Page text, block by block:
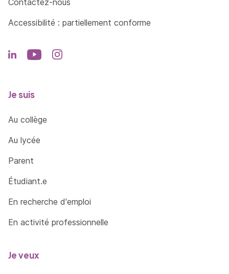
Accessibilité : partiellement conforme
Je suis
Au collège
Au lycée
Parent
Étudiant.e
En recherche d'emploi
En activité professionnelle
Je veux